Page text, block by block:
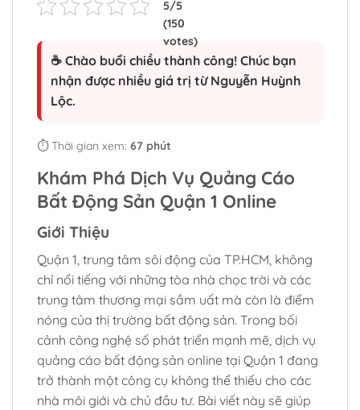
☕ Chào buổi chiều thành công! Chúc bạn
nhận được nhiều giá trị từ Nguyễn Huỳnh
Lộc.
⏱️ Thời gian xem: 67 phút
Khám Phá Dịch Vụ Quảng Cáo
Bất Động Sản Quận 1 Online
Giới Thiệu
Quận 1, trung tâm sôi động của TP.HCM, không
chỉ nổi tiếng với những tòa nhà chọc trời và các
trung tâm thương mại sầm uất mà còn là điểm
nóng của thị trường bất động sản. Trong bối
cảnh công nghệ số phát triển mạnh mẽ, dịch vụ
quảng cáo bất động sản online tại Quận 1 đang
trở thành một công cụ không thể thiếu cho các
nhà môi giới và chủ đầu tư. Bài viết này sẽ giúp